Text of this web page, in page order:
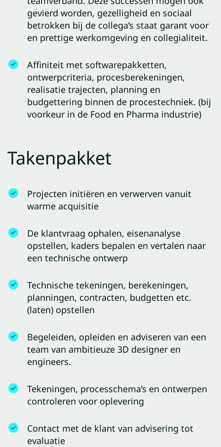
gevierd worden, gezelligheid en sociaal
betrokken bij de collega’s staat garant voor
en prettige werkomgeving en collegialiteit.
Affiniteit met softwarepakketten,
ontwerpcriteria, procesberekeningen,
realisatie trajecten, planning en
budgettering binnen de procestechniek. (bij
voorkeur in de Food en Pharma industrie)
Takenpakket
Projecten initiëren en verwerven vanuit
warme acquisitie
De klantvraag ophalen, eisenanalyse
opstellen, kaders bepalen en vertalen naar
een technische ontwerp
Technische tekeningen, berekeningen,
planningen, contracten, budgetten etc.
(laten) opstellen
Begeleiden, opleiden en adviseren van een
team van ambitieuze 3D designer en
engineers.
Tekeningen, processchema’s en ontwerpen
controleren voor oplevering
Contact met de klant van advisering tot
evaluatie